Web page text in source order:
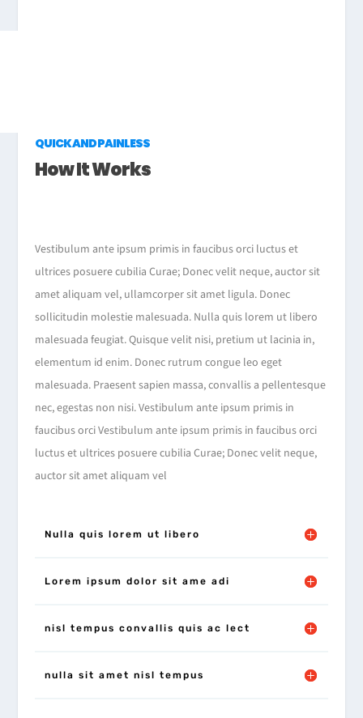
QUICK AND PAINLESS
How It Works
Vestibulum ante ipsum primis in faucibus orci luctus et
ultrices posuere cubilia Curae; Donec velit neque, auctor sit
amet aliquam vel, ullamcorper sit amet ligula. Donec
sollicitudin molestie malesuada. Nulla quis lorem ut libero
malesuada feugiat. Quisque velit nisi, pretium ut lacinia in,
elementum id enim. Donec rutrum congue leo eget
malesuada. Praesent sapien massa, convallis a pellentesque
nec, egestas non nisi. Vestibulum ante ipsum primis in
faucibus orci Vestibulum ante ipsum primis in faucibus orci
luctus et ultrices posuere cubilia Curae; Donec velit neque,
auctor sit amet aliquam vel
Nulla quis lorem ut libero
Lorem ipsum dolor sit ame adi
nisl tempus convallis quis ac lect
nulla sit amet nisl tempus